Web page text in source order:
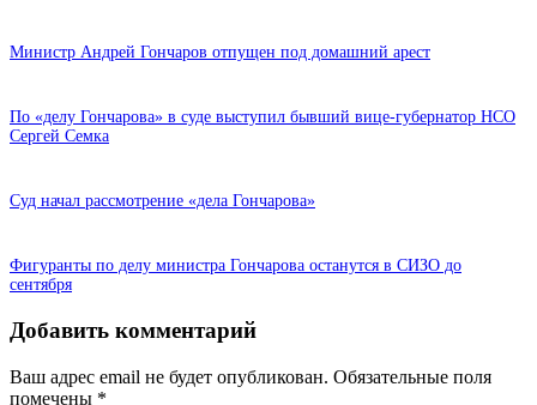
Министр Андрей Гончаров отпущен под домашний арест
По «делу Гончарова» в суде выступил бывший вице-губернатор НСО
Сергей Семка
Суд начал рассмотрение «дела Гончарова»
Фигуранты по делу министра Гончарова останутся в СИЗО до
сентября
Добавить комментарий
Ваш адрес email не будет опубликован. Обязательные поля
помечены *